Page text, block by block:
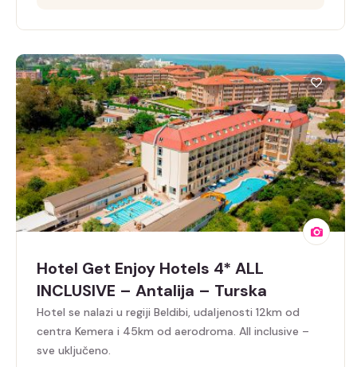
Hotel Get Enjoy Hotels 4* ALL
INCLUSIVE – Antalija – Turska
Hotel se nalazi u regiji Beldibi, udaljenosti 12km od
centra Kemera i 45km od aerodroma. All inclusive –
sve uključeno.